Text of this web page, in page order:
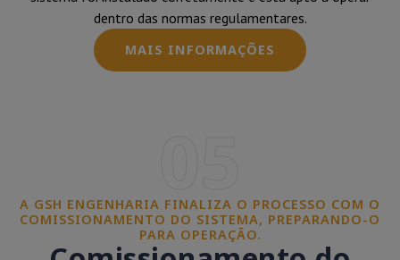
dentro das normas regulamentares.
MAIS INFORMAÇÕES
A GSH ENGENHARIA FINALIZA O PROCESSO COM O
COMISSIONAMENTO DO SISTEMA, PREPARANDO-O
PARA OPERAÇÃO.